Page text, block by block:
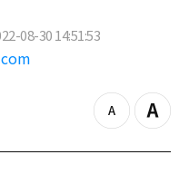
08-30 14:51:53
z
o
Z
o